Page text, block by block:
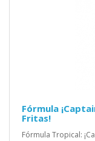
Fórmula
Fritas!
Fórmula Tropical: